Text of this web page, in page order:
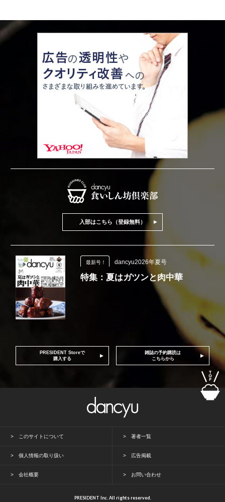
入部はこちら（登録無料）
最新号！ dancyu2026年夏号
特集：夏はガツンと肉中華
PRESIDENT Storeで
購入する
雑誌の予約購読は
こちらから
このサイトについて 著者一覧
個人情報の取り扱い 広告掲載
会社概要 お問い合わせ
PRESIDENT Inc. All rights reserved.